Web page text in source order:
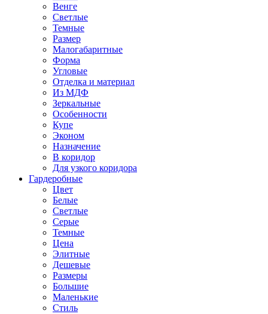
Венге
Светлые
Темные
Размер
Малогабаритные
Форма
Угловые
Отделка и материал
Из МДФ
Зеркальные
Особенности
Купе
Эконом
Назначение
В коридор
Для узкого коридора
Гардеробные
Цвет
Белые
Светлые
Серые
Темные
Цена
Элитные
Дешевые
Размеры
Большие
Маленькие
Стиль